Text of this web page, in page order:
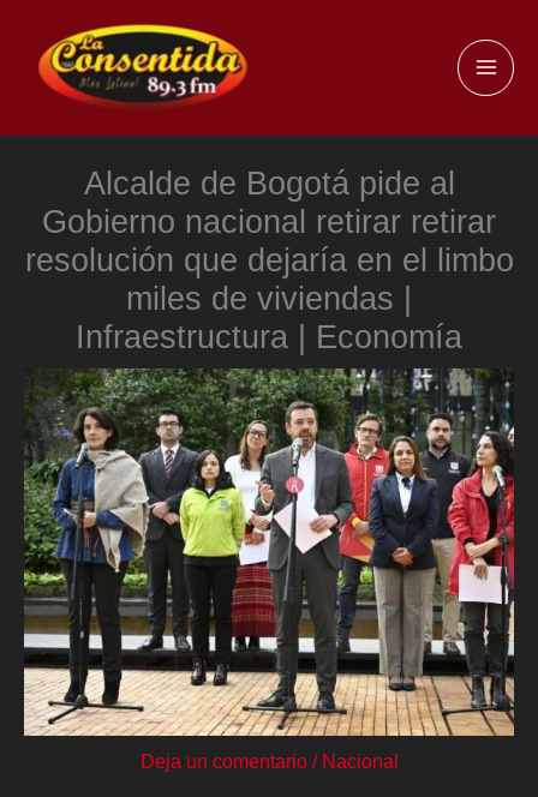
contenido
Alcalde de Bogotá pide al
Gobierno nacional retirar retirar
resolución que dejaría en el limbo
miles de viviendas |
Infraestructura | Economía
Deja un comentario / Nacional